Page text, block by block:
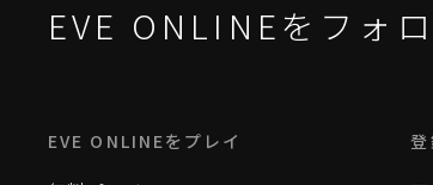
EVE ONLINEをフォ
EVE ONLINEをプレイ